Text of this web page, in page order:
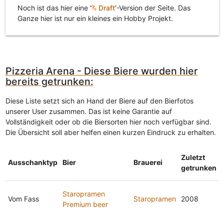
Noch ist das hier eine ' Draft'-Version der Seite. Das
Ganze hier ist nur ein kleines ein Hobby Projekt.
Pizzeria Arena - Diese Biere wurden hier
bereits getrunken:
Diese Liste setzt sich an Hand der Biere auf den Bierfotos
unserer User zusammen. Das ist keine Garantie auf
Vollständigkeit oder ob die Biersorten hier noch verfügbar sind.
Die Übersicht soll aber helfen einen kurzen Eindruck zu erhalten.
Ausschanktyp Bier Brauerei
Zuletzt
getrunken
Vom Fass
Staropramen
Premium beer
Staropramen 2008